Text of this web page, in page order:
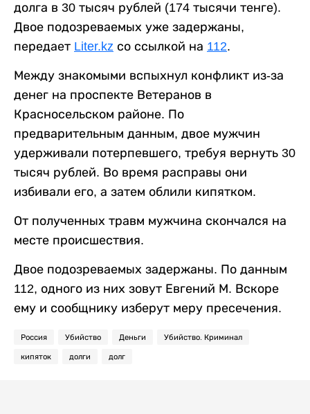
долга в 30 тысяч рублей (174 тысячи тенге).
Двое подозреваемых уже задержаны,
передает Liter.kz со ссылкой на 112.
Между знакомыми вспыхнул конфликт из-за
денег на проспекте Ветеранов в
Красносельском районе. По
предварительным данным, двое мужчин
удерживали потерпевшего, требуя вернуть 30
тысяч рублей. Во время расправы они
избивали его, а затем облили кипятком.
От полученных травм мужчина скончался на
месте происшествия.
Двое подозреваемых задержаны. По данным
112, одного из них зовут Евгений М. Вскоре
ему и сообщнику изберут меру пресечения.
Россия Убийство Деньги Убийство. Криминал
кипяток долги долг